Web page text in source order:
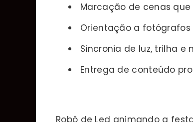
Marcação de cenas que
Orientação a fotógrafos
Sincronia de luz, trilha e
Entrega de conteúdo
Robô de Led animando a